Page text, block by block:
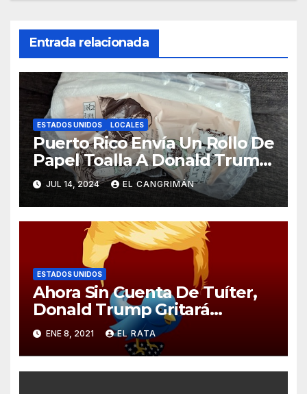
Entrada relacionada
ESTADOS UNIDOS LOCALES
Puerto Rico Envía Un Rollo De
Papel Toalla A Donald Trump
Pa’ Que Use Las Hojas De
Curita
JUL 14, 2024 EL CANGRIMÁN
ESTADOS UNIDOS
Ahora Sin Cuenta De Tuíter,
Donald Trump Gritará
Barrabasadas Desde Una
Tumbacocos
ENE 8, 2021 EL RATA